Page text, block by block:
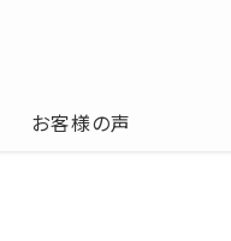
お客様の声